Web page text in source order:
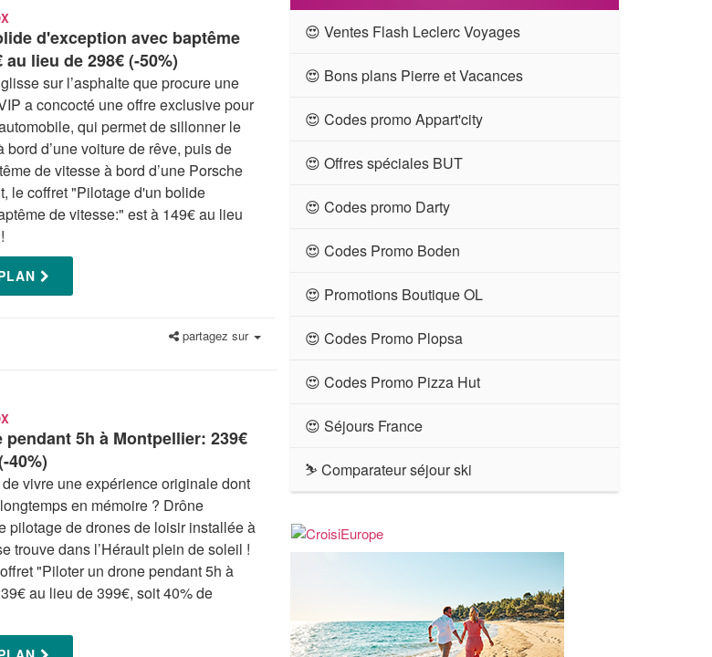
d'exception avec baptême
lieu de 298€ (-50%)
sur l’asphalte que procure une
a concocté une offre exclusive pour
qui permet de sillonner le
bord d’une voiture de rêve, puis de
de vitesse à bord d’une Porsche
le coffret "Pilotage d'un bolide
de vitesse:" est à 149€ au lieu
partagez sur
5h à Montpellier: 239€
40%)
vivre une expérience originale dont
en mémoire ? Drône
pilotage de drones de loisir installée à
trouve dans l’Hérault plein de soleil !
"Piloter un drone pendant 5h à
au lieu de 399€, soit 40% de
😍 Ventes Flash Leclerc Voyages
😍 Bons plans Pierre et Vacances
😍 Codes promo Appart'city
😍 Offres spéciales BUT
😍 Codes promo Darty
😍 Codes Promo Boden
😍 Promotions Boutique OL
😍 Codes Promo Plopsa
😍 Codes Promo Pizza Hut
😍 Séjours France
⛷ Comparateur séjour ski